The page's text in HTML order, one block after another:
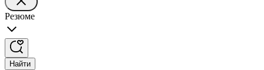
Резюме
Найти